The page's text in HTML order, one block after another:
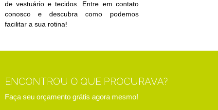
de vestuário e tecidos. Entre em contato
conosco e descubra como podemos
facilitar a sua rotina!
ENCONTROU O QUE PROCURAVA?
Faça seu orçamento grátis agora mesmo!